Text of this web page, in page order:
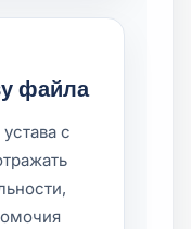
файла
с